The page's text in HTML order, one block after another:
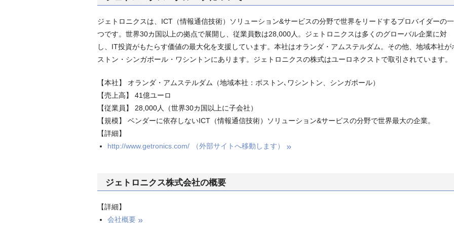
ジェトロニクスは、ICT（情報通信技術）ソリューション&サービスの分野で世界をリードするプロバイダーの一
つです。世界30カ国以上の拠点で展開し、従業員数は28,000人。ジェトロニクスは多くのグローバル企業に対
し、IT投資がもたらす価値の最大化を支援しています。本社はオランダ・アムステルダム。その他、地域本社が
ストン・シンガポール・ワシントンにあります。ジェトロニクスの株式はユーロネクストで取引されています。
【本社】 オランダ・アムステルダム（地域本社：ボストン､ワシントン、シンガポール）
【売上高】 41億ユーロ
【従業員】 28,000人（世界30カ国以上に子会社）
【規模】 ベンダーに依存しないICT（情報通信技術）ソリューション&サービスの分野で世界最大の企業。
【詳細】
http://www.getronics.com/
（外部サイトへ移動します）
ジェトロニクス株式会社の概要
【詳細】
会社概要